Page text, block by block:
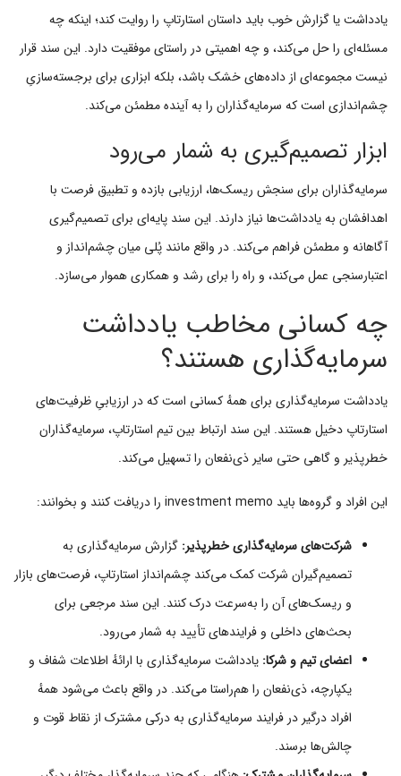
یادداشت یا گزارش خوب باید داستان استارتاپ را روایت کند؛ اینکه چه
مسئله‌ای را حل می‌کند، و چه اهمیتی در راستای موفقیت دارد. این سند قرار
نیست مجموعه‌ای از داده‌های خشک باشد، بلکه ابزاری برای برجسته‌سازیِ
چشم‌اندازی است که سرمایه‌گذاران را به آینده مطمئن می‌کند.
ابزار تصمیم‌گیری به شمار می‌رود
سرمایه‌گذاران برای سنجش ریسک‌ها، ارزیابی بازده و تطبیق فرصت با
اهدافشان به یادداشت‌ها نیاز دارند. این سند پایه‌ای برای تصمیم‌گیری
آگاهانه و مطمئن فراهم می‌کند. در واقع مانند پُلی میان چشم‌انداز و
اعتبارسنجی عمل می‌کند، و راه را برای رشد و همکاری هموار می‌سازد.
چه کسانی مخاطب یادداشت
سرمایه‌گذاری هستند؟
یادداشت سرمایه‌گذاری برای همهٔ کسانی است که در ارزیابیِ ظرفیت‌های
استارتاپ دخیل هستند. این سند ارتباط بین تیم استارتاپ، سرمایه‌گذاران
خطرپذیر و گاهی حتی سایر ذی‌نفعان را تسهیل می‌کند.
این افراد و گروه‌ها باید investment memo را دریافت کنند و بخوانند:
شرکت‌های سرمایه‌گذاری خطرپذیر: گزارش سرمایه‌گذاری به
تصمیم‌گیران شرکت کمک می‌کند چشم‌انداز استارتاپ، فرصت‌های بازار
و ریسک‌های آن را به‌سرعت درک کنند. این سند مرجعی برای
بحث‌های داخلی و فرایندهای تأیید به شمار می‌رود.
اعضای تیم و شرکا: یادداشت سرمایه‌گذاری با ارائهٔ اطلاعات شفاف و
یکپارچه، ذی‌نفعان را هم‌راستا می‌کند. در واقع باعث می‌شود همهٔ
افراد درگیر در فرایند سرمایه‌گذاری به درکی مشترک از نقاط قوت و
چالش‌ها برسند.